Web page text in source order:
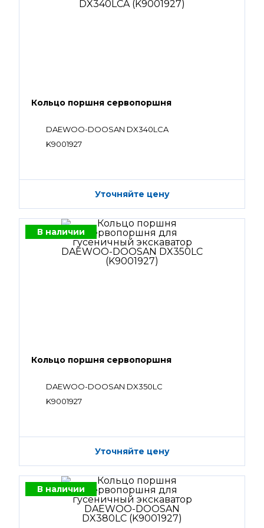
Кольцо поршня сервопоршня
DAEWOO-DOOSAN DX340LCA
K9001927
Уточняйте цену
В наличии
Кольцо поршня сервопоршня
DAEWOO-DOOSAN DX350LC
K9001927
Уточняйте цену
В наличии